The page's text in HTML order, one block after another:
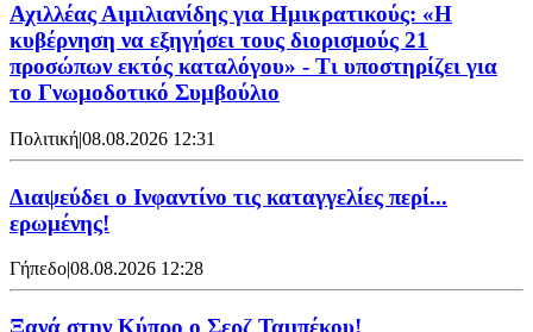
Αχιλλέας Αιμιλιανίδης για Ημικρατικούς: «Η
κυβέρνηση να εξηγήσει τους διορισμούς 21
προσώπων εκτός καταλόγου» - Τι υποστηρίζει για
το Γνωμοδοτικό Συμβούλιο
Πολιτική|08.08.2026 12:31
Διαψεύδει ο Ινφαντίνο τις καταγγελίες περί...
ερωμένης!
Γήπεδο|08.08.2026 12:28
Ξανά στην Κύπρο ο Σερζ Ταμπέκου!